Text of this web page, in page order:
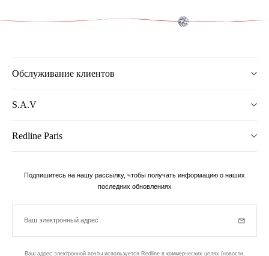
Обслуживание клиентов
S.A.V
Redline Paris
Подпишитесь на нашу рассылку, чтобы получать информацию о наших
последних обновлениях
Ваш электронный адрес
Ваш адрес электронной почты используется Redline в коммерческих целях (новости,